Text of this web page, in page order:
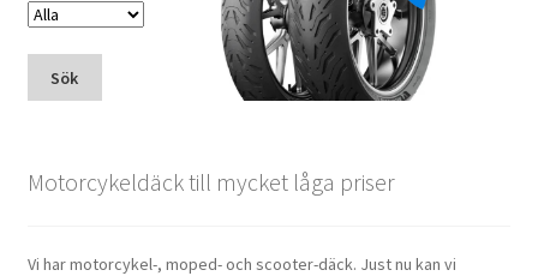
Sök
Motorcykeldäck till mycket låga priser
Vi har motorcykel-, moped- och scooter-däck. Just nu kan vi